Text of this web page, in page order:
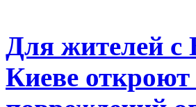
Для жителей с
Киеве откроют